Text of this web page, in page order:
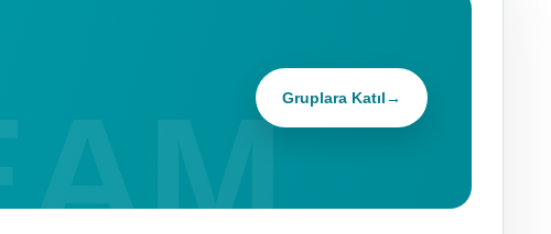
Gruplara Katıl→